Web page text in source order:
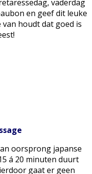
vaderdag
en geef dit leuke
houdt dat goed is
oorsprong japanse
á 20 minuten duurt
gaat er geen